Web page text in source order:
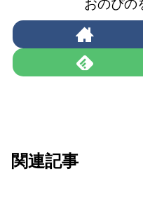
おのぴの
関連記事